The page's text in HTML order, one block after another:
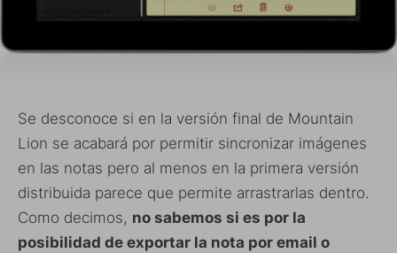
Se desconoce si en la versión final de Mountain
Lion se acabará por permitir sincronizar imágenes
en las notas pero al menos en la primera versión
distribuida parece que permite arrastrarlas dentro.
Como decimos, no sabemos si es por la
posibilidad de exportar la nota por email o